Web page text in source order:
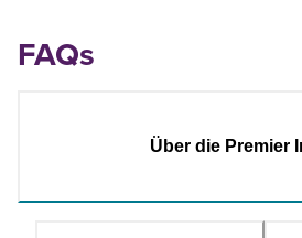
FAQs
Über die Premier